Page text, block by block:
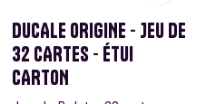
DUCALE ORIGINE - JEU DE
32 CARTES - ÉTUI
CARTON